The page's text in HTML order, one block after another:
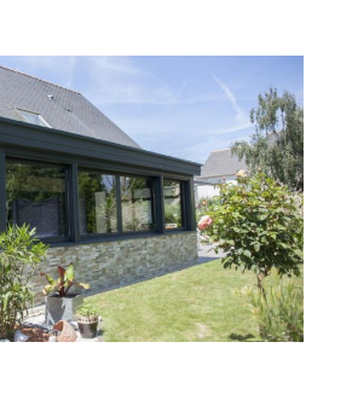
Plasturgie durable en 2026 : Les
leaders français du recyclage et du
biosourcé
0 13 minutes